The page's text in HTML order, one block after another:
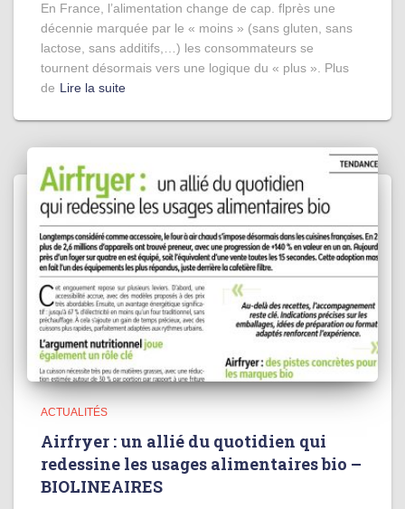
En France, l’alimentation change de cap. flprès une
décennie marquée par le « moins » (sans gluten, sans
lactose, sans additifs,…) les consommateurs se
tournent désormais vers une logique du « plus ». Plus
de Lire la suite
ACTUALITÉS
Airfryer : un allié du quotidien qui
redessine les usages alimentaires bio –
BIOLINEAIRES